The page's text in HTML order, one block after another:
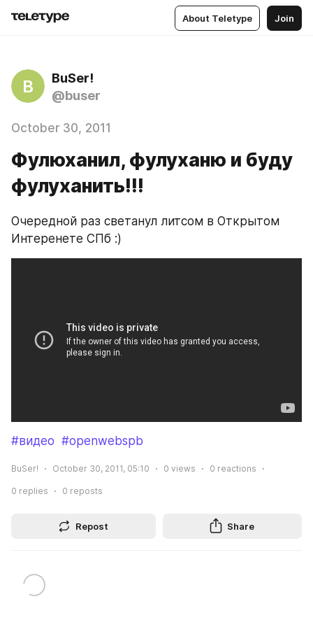
About Teletype Join
B
BuSer!
@buser
October 30, 2011
Фулюханил, фулуханю и буду
фулуханить!!!
Очередной раз светанул литсом в Открытом
Интеренете СПб :)
#видео #openwebspb
BuSer! October 30, 2011, 05:10 0 views 0 reactions
0 replies 0 reposts
Repost Share